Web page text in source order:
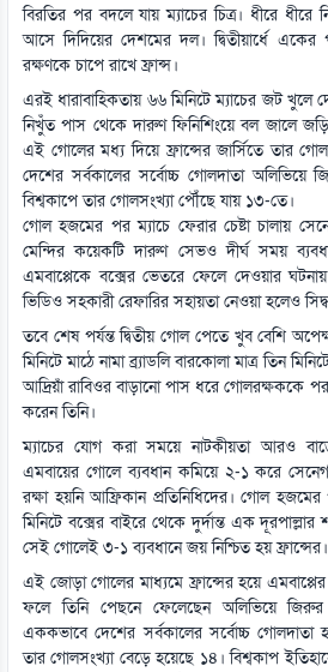
বিরতির পর বদলে যায় ম্যাচের চিত্র। ধীরে ধীরে
আসে দিদিয়ের দেশমের দল। দ্বিতীয়ার্ধে
রক্ষণকে চাপে রাখে ফ্রান্স।
এরই ধারাবাহিকতায় ৬৬ মিনিটে ম্যাচের জট খুলে
নিখুঁত পাস থেকে দারুণ ফিনিশিংয়ে বল জালে
এই গোলের মধ্য দিয়ে ফ্রান্সের জার্সিতে তার
দেশের সর্বকালের সর্বোচ্চ গোলদাতা
বিশ্বকাপে তার গোলসংখ্যা পৌঁছে যায় ১৩-তে।
গোল হজমের পর ম্যাচে ফেরার চেষ্টা চালায়
মেন্দির কয়েকটি দারুণ সেভও দীর্ঘ সময়
এমবাপ্পেকে বক্সের ভেতরে ফেলে দেওয়ার ঘটনায়
ভিডিও সহকারী রেফারির সহায়তা নেওয়া হলেও
তবে শেষ পর্যন্ত দ্বিতীয় গোল পেতে খুব বেশি
মিনিটে মাঠে নামা ব্র্যাডলি বারকোলা মাত্র তিন
আদ্রিয়াঁ রাবিওর বাড়ানো পাস ধরে গোলরক্ষককে
করেন তিনি।
ম্যাচের যোগ করা সময়ে নাটকীয়তা আরও
এমবায়ের গোলে ব্যবধান কমিয়ে ২-১ করে
রক্ষা হয়নি আফ্রিকান প্রতিনিধিদের। গোল
মিনিটে বক্সের বাইরে থেকে দুর্দান্ত এক
সেই গোলেই ৩-১ ব্যবধানে জয় নিশ্চিত হয় ফ্রান্সের।
এই জোড়া গোলের মাধ্যমে ফ্রান্সের হয়ে
ফলে তিনি পেছনে ফেলেছেন অলিভিয়ে
এককভাবে দেশের সর্বকালের সর্বোচ্চ গোলদাতা
তার গোলসংখ্যা বেড়ে হয়েছে ১৪। বিশ্বকাপ